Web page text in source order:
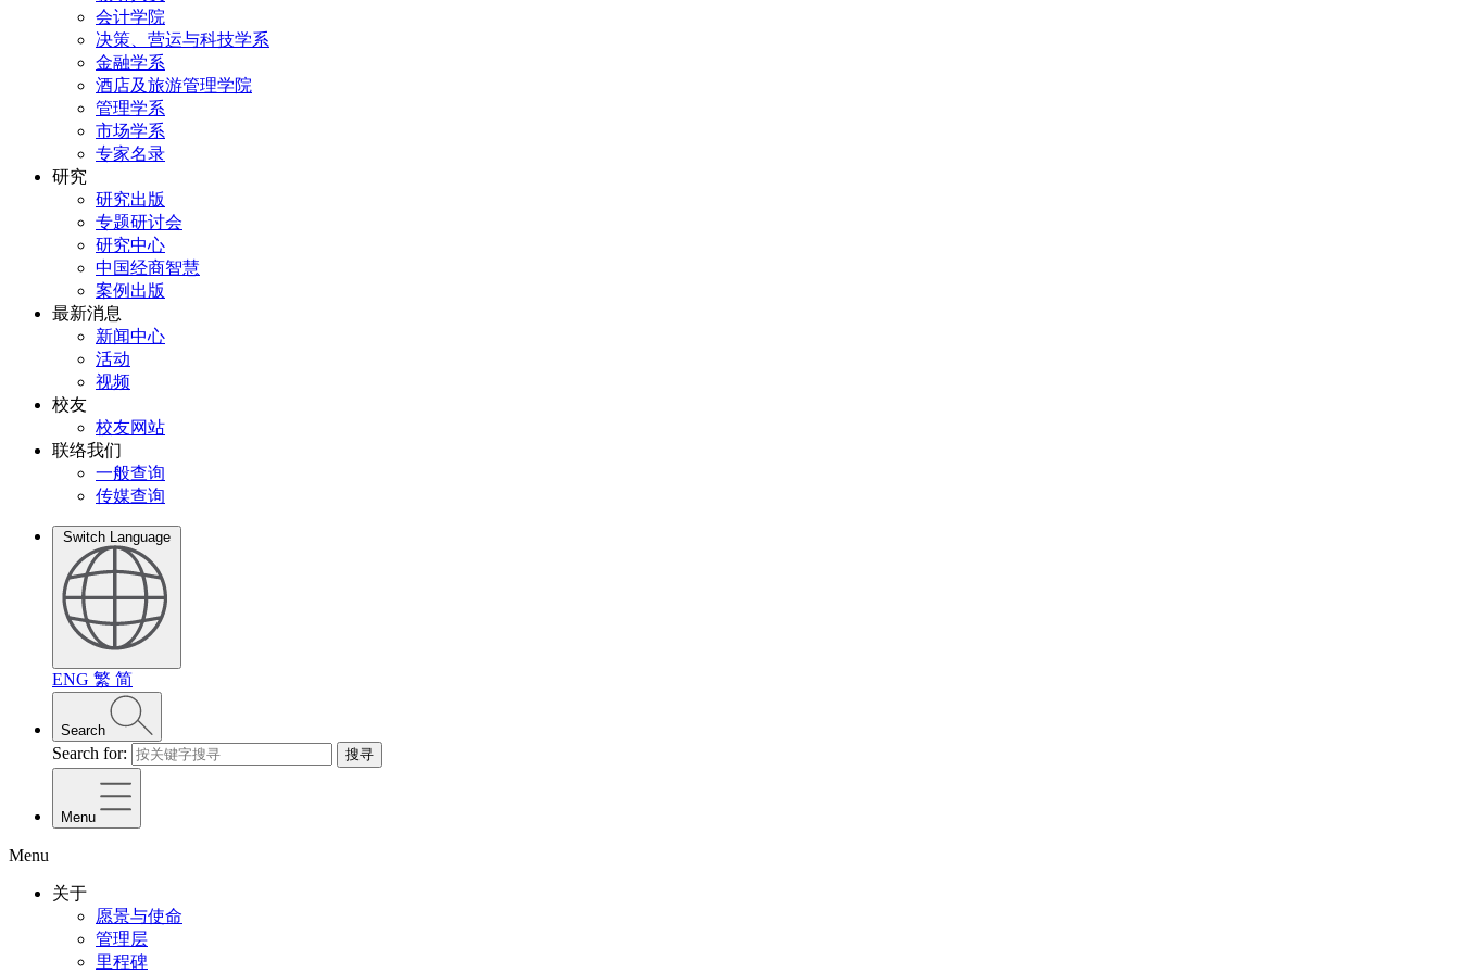
会计学院
决策、营运与科技学系
金融学系
酒店及旅游管理学院
管理学系
市场学系
专家名录
研究
研究出版
专题研讨会
研究中心
中国经商智慧
案例出版
最新消息
新闻中心
活动
视频
校友
校友网站
联络我们
一般查询
传媒查询
Switch Language
ENG 繁 简
Search
Search for: 搜寻
Menu
Menu
关于
愿景与使命
管理层
里程碑